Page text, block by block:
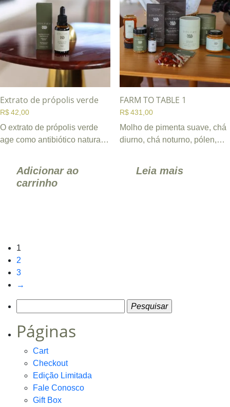
Extrato de própolis verde
R$ 42,00
O extrato de própolis verde
age como antibiótico natural,
Adicionar ao
carrinho
FARM TO TABLE 1
R$ 431,00
Molho de pimenta suave, chá
diurno, chá noturno, pólen,
Leia mais
1
2
3
→
Páginas
Cart
Checkout
Edição Limitada
Fale Conosco
Gift Box